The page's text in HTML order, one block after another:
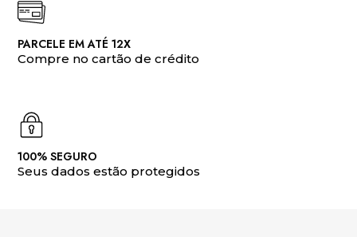
PARCELE EM ATÉ 12X
Compre no cartão de crédito
100% SEGURO
Seus dados estão protegidos